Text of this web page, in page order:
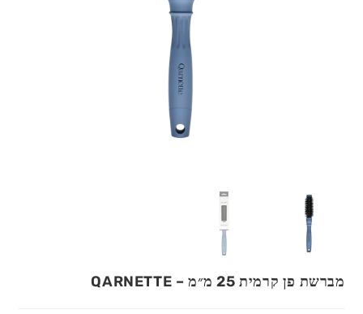
מברשת פן קרמית 25 מ״מ – QARNETTE